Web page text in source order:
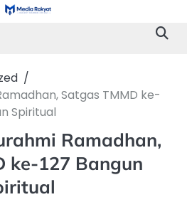
Satgas TMMD ke-
Spiritual
Ramadhan,
ke-127 Bangun